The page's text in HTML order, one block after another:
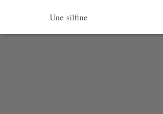
Une silfine